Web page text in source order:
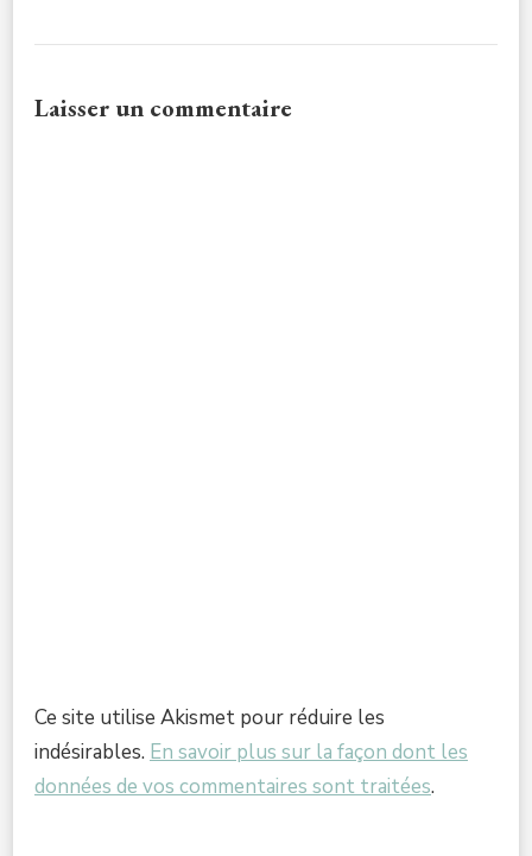
Laisser un commentaire
Ce site utilise Akismet pour réduire les
indésirables. En savoir plus sur la façon dont les
données de vos commentaires sont traitées.